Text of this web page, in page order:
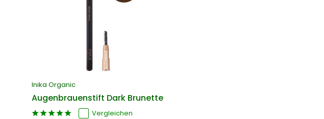
Inika Organic
Augenbrauenstift Dark Brunette
Vergleichen